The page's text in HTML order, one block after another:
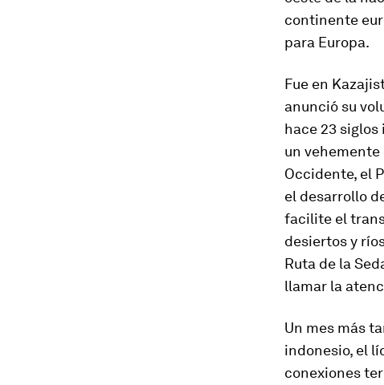
continente
para Europa.
Fue en
anunció su
hace 23
un
Occidente, el
el desarrollo
facilite el
desiertos y
Ruta de la
llamar la
Un mes más
indonesio, el
conexiones